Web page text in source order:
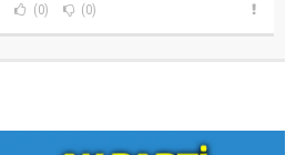
(0) (0)